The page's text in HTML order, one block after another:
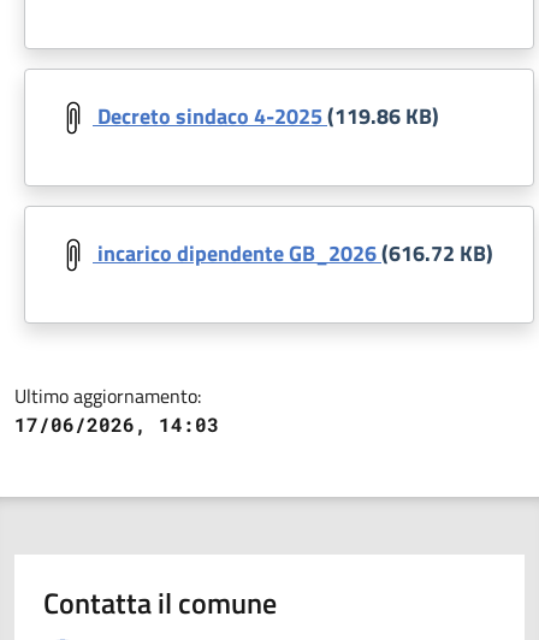
Decreto sindaco 4-2025(119.86 KB)
incarico dipendente GB_2026(616.72 KB)
Ultimo aggiornamento:
17/06/2026, 14:03
Contatta il comune